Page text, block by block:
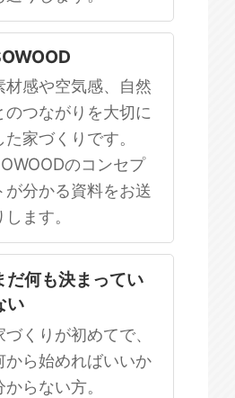
材感や空気感、自然
のつながりを大切に
た家づくりです。
のコンセプ
が分かる資料をお送
します。
だ何も決まってい
い
づくりが初めてで、
から始めればいいか
からない方。